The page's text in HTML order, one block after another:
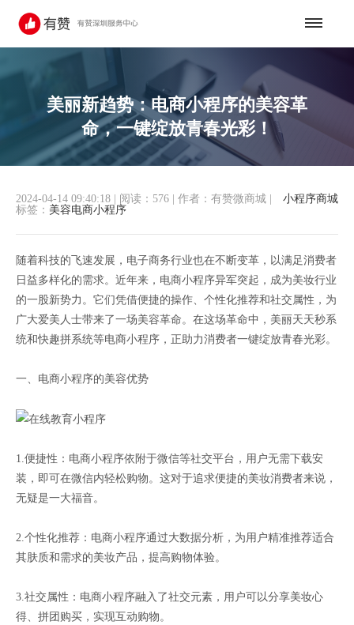
美丽新趋势：电商小程序的美容革
命，一键绽放青春光彩！
小程序商城
2024-04-14 09:40:18 阅读：576 作者：有赞微商城
标签： 美容电商小程序
随着科技的飞速发展，电子商务行业也在不断变革，以满足消费者
日益多样化的需求。近年来，电商小程序异军突起，成为美妆行业
的一股新势力。它们凭借便捷的操作、个性化推荐和社交属性，为
广大爱美人士带来了一场美容革命。在这场革命中，美丽天天秒系
统和快趣拼系统等电商小程序，正助力消费者一键绽放青春光彩。
一、电商小程序的美容优势
1.便捷性：电商小程序依附于微信等社交平台，用户无需下载安
装，即可在微信内轻松购物。这对于追求便捷的美妆消费者来说，
无疑是一大福音。
2.个性化推荐：电商小程序通过大数据分析，为用户精准推荐适合
其肤质和需求的美妆产品，提高购物体验。
3.社交属性：电商小程序融入了社交元素，用户可以分享美妆心
得、拼团购买，实现互动购物。